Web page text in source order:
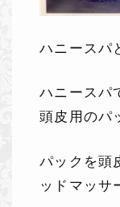
ハニースパ
ハニースパ
頭皮用のパ
パックを頭
ッドマッサ